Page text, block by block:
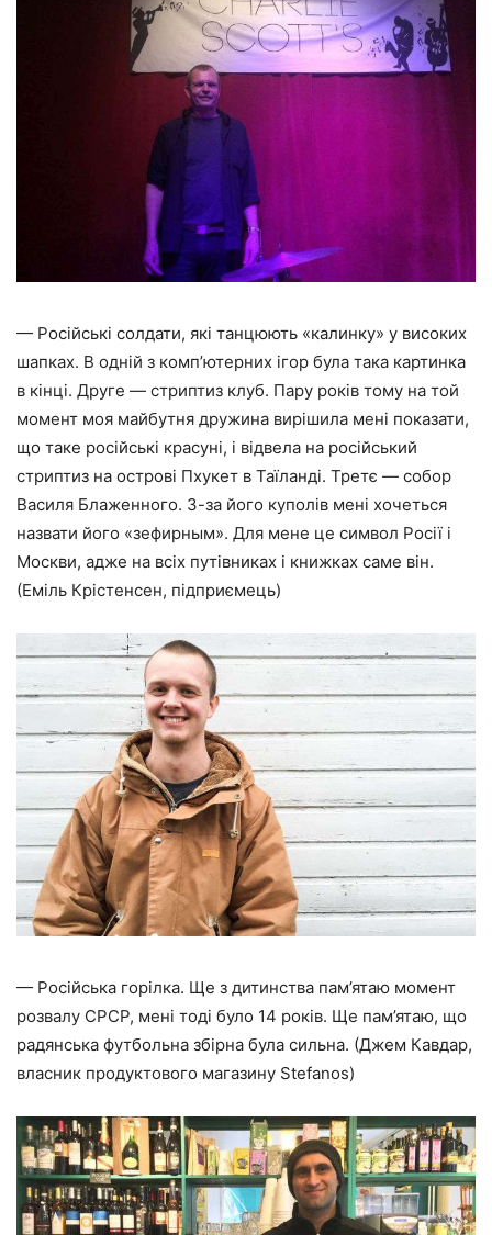
— Російські солдати, які танцюють «калинку» у високих
шапках. В одній з комп’ютерних ігор була така картинка
в кінці. Друге — стриптиз клуб. Пару років тому на той
момент моя майбутня дружина вирішила мені показати,
що таке російські красуні, і відвела на російський
стриптиз на острові Пхукет в Таїланді. Третє — собор
Василя Блаженного. З-за його куполів мені хочеться
назвати його «зефирным». Для мене це символ Росії і
Москви, адже на всіх путівниках і книжках саме він.
(Еміль Крістенсен, підприємець)
— Російська горілка. Ще з дитинства пам’ятаю момент
розвалу СРСР, мені тоді було 14 років. Ще пам’ятаю, що
радянська футбольна збірна була сильна. (Джем Кавдар,
власник продуктового магазину Stefanos)